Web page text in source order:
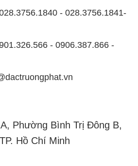
- 028.3756.1841-
- 0906.387.866 -
Phường Bình Trị Đông B,
Hồ Chí Minh